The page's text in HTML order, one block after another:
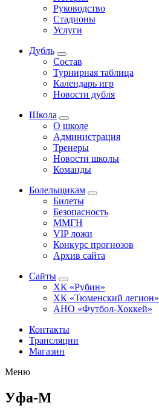
Руководство
Стадионы
Услуги
Дубль
Состав
Турнирная таблица
Календарь игр
Новости дубля
Школа
О школе
Администрация
Тренеры
Новости школы
Команды
Болельщикам
Билеты
Безопасность
ММГН
VIP ложи
Конкурс прогнозов
Архив сайта
Сайты
ХК «Рубин»
ХК «Тюменский легион»
АНО «Футбол-Хоккей»
Контакты
Трансляции
Магазин
Меню
Уфа-М